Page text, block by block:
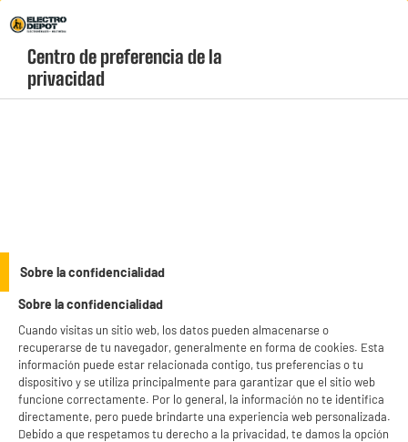
Menú
geolocation-header-icon-text
account
con Android TV HDR10 HDMI WiFi
Centro de preferencia de la
privacidad
Sobre la confidencialidad
Sobre la confidencialidad
Cuando visitas un sitio web, los datos pueden almacenarse o
recuperarse de tu navegador, generalmente en forma de cookies. Esta
información puede estar relacionada contigo, tus preferencias o tu
dispositivo y se utiliza principalmente para garantizar que el sitio web
funcione correctamente. Por lo general, la información no te identifica
directamente, pero puede brindarte una experiencia web personalizada.
Debido a que respetamos tu derecho a la privacidad, te damos la opción